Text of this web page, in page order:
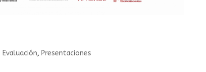
Evaluación,Presentaciones